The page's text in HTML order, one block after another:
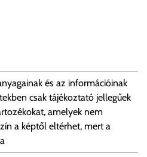
és az információinak
csak tájékoztató jellegűek
amelyek nem
a képtől eltérhet, mert a